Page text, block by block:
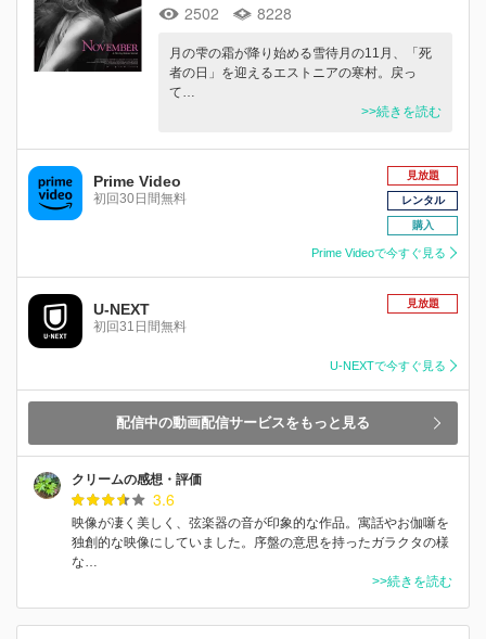
2502 8228
月の雫の霜が降り始める雪待月の11月、「死
者の日」を迎えるエストニアの寒村。戻っ
て…
>>続きを読む
Prime Video
初回30日間無料
見放題
レンタル
購入
Prime Videoで今すぐ見る
U-NEXT
初回31日間無料
見放題
U-NEXTで今すぐ見る
配信中の動画配信サービスをもっと見る
クリームの感想・評価
3.6
映像が凄く美しく、弦楽器の音が印象的な作品。寓話やお伽噺を
独創的な映像にしていました。序盤の意思を持ったガラクタの様
な…
>>続きを読む